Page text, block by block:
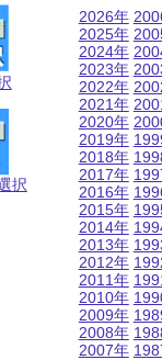
択
2026年
2025年
2024年
2023年
2022年
2021年
2020年
2019年
2018年
2017年
2016年
2015年
2014年
2013年
2012年
2011年
2010年
2009年
2008年
2007年